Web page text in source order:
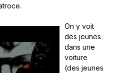
On y voit
des jeunes
dans une
voiture
(des jeunes